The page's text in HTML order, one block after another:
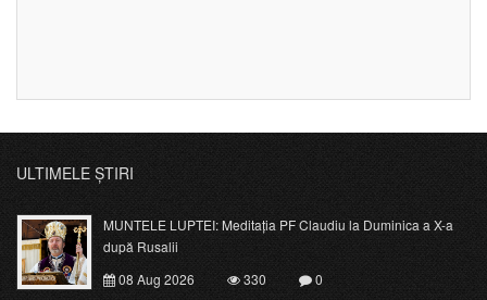
ULTIMELE ȘTIRI
MUNTELE LUPTEI: Meditația PF Claudiu la Duminica a X-a
după Rusalii
08 Aug 2026
330
0